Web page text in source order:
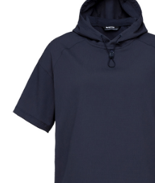
５．嚴禁一人註冊多個帳號或使用
恩沛科技股份有限公司將有權停止